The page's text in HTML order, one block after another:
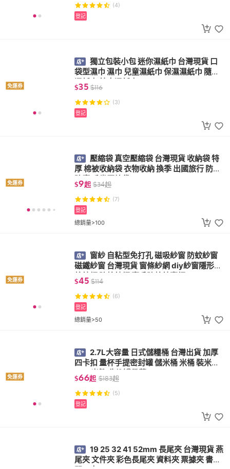
(4)
登記
免運券
獨立包裝小包 迷你濕紙巾 台灣現貨 口
袋型濕巾 濕巾 兒童濕紙巾 保濕濕紙巾 隨身
濕紙巾 純水濕紙巾
$35 $116
(3)
登記
免運券
壓縮袋 真空壓縮袋 台灣現貨 收納袋 特
厚 棉被收納袋 衣物收納 換季 出國旅行 防潮
防塵 手卷壓縮袋
$9起 $34起
(7)
總銷量>100
登記
免運券
窗紗 自粘型免打孔 磁吸紗窗 防蚊紗窗
磁鐵紗窗 台灣現貨 窗條紗網 diy紗窗隱形防
蚊紗網 防蚊紗網 窗戶防蚊紗窗網
$45 $114
(6)
總銷量>50
登記
免運券
2.7L大容量 日式儲糧桶 台灣出貨 加厚
四卡扣 量杯手提密封罐 儲米桶 米桶 裝米可4
2KG 米箱 收納罐帶蓋
$66起 $183起
(5)
登記
19 25 32 41 52mm 長尾夾 台灣現貨 燕
尾夾 文件夾 彩色長尾夾 資料夾 票據夾 書夾